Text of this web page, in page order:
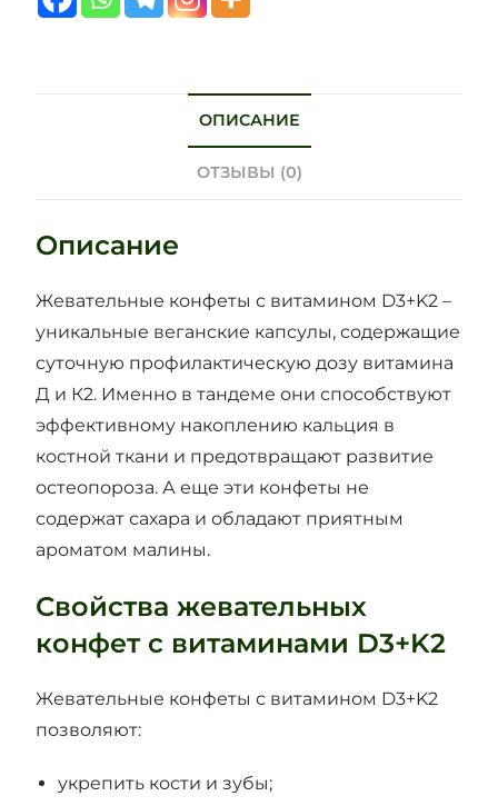
ОПИСАНИЕ
ОТЗЫВЫ (0)
Описание
Жевательные конфеты с витамином D3+K2 –
уникальные веганские капсулы, содержащие
суточную профилактическую дозу витамина
Д и К2. Именно в тандеме они способствуют
эффективному накоплению кальция в
костной ткани и предотвращают развитие
остеопороза. А еще эти конфеты не
содержат сахара и обладают приятным
ароматом малины.
Свойства жевательных
конфет с витаминами D3+K2
Жевательные конфеты с витамином D3+K2
позволяют:
укрепить кости и зубы;